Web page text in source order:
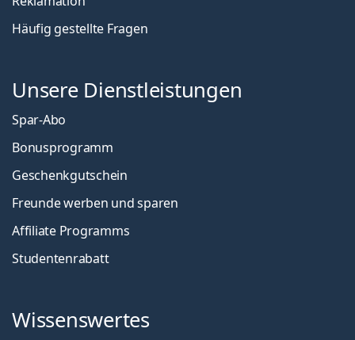
Häufig gestellte Fragen
Unsere Dienstleistungen
Spar-Abo
Bonusprogramm
Geschenkgutschein
Freunde werben und sparen
Affiliate Programms
Studentenrabatt
Wissenswertes